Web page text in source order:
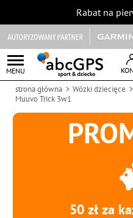
Rabat na
MENU
strona główna Wózki dziecięce
Muuvo Trick 3w1
50 zł za